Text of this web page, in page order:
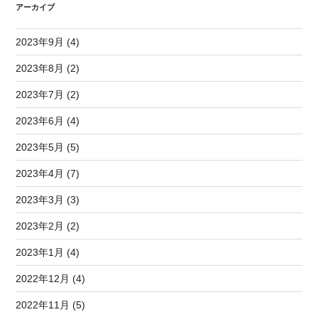
アーカイブ
2023年9月 (4)
2023年8月 (2)
2023年7月 (2)
2023年6月 (4)
2023年5月 (5)
2023年4月 (7)
2023年3月 (3)
2023年2月 (2)
2023年1月 (4)
2022年12月 (4)
2022年11月 (5)